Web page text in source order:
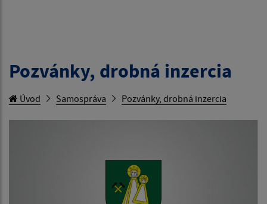
Pozvánky, drobná inzercia
Úvod Samospráva Pozvánky, drobná inzercia